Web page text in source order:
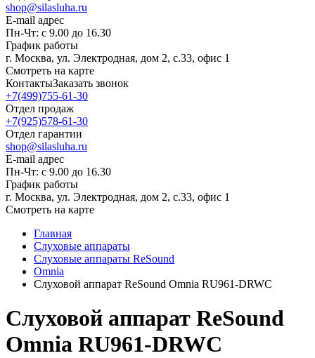
shop@silasluha.ru
E-mail адрес
Пн-Чт: с 9.00 до 16.30
График работы
г. Москва, ул. Электродная, дом 2, с.33, офис 1
Смотреть на карте
КонтактыЗаказать звонок
+7(499)755-61-30
Отдел продаж
+7(925)578-61-30
Отдел гарантии
shop@silasluha.ru
E-mail адрес
Пн-Чт: с 9.00 до 16.30
График работы
г. Москва, ул. Электродная, дом 2, с.33, офис 1
Смотреть на карте
Главная
Слуховые аппараты
Слуховые аппараты ReSound
Omnia
Слуховой аппарат ReSound Omnia RU961-DRWC
Слуховой аппарат ReSound
Omnia RU961-DRWC